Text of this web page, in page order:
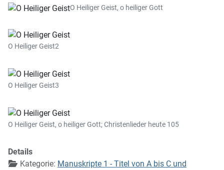
O Heiliger Geist, o heiliger Gott
O Heiliger Geist2
O Heiliger Geist3
O Heiliger Geist, o heiliger Gott; Christenlieder heute 105
Details
Kategorie: Manuskripte 1 - Titel von A bis C und